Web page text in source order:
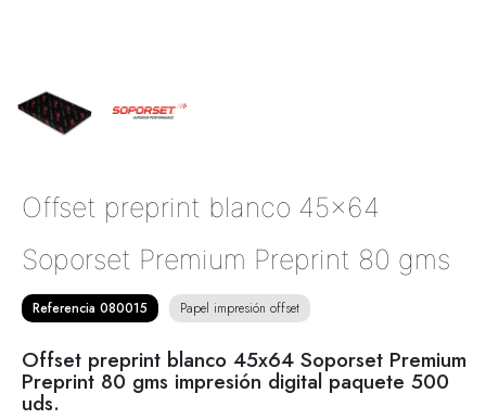
Offset preprint blanco 45x64
Soporset Premium Preprint 80 gms
Referencia 080015 Papel impresión offset
Offset preprint blanco 45x64 Soporset Premium
Preprint 80 gms impresión digital paquete 500
uds.